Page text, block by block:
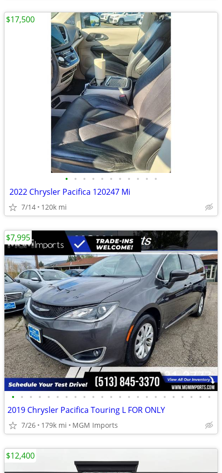
• • • • • • • • • • •
2022 Chrysler Pacifica 120247 Mi
7/14 120k mi
$17,500
• • • • • • • • • • • • • • • • • • • • • • •
2019 Chrysler Pacifica Touring L FOR ONLY
7/26 179k mi MGM Imports
$7,995
$12,400